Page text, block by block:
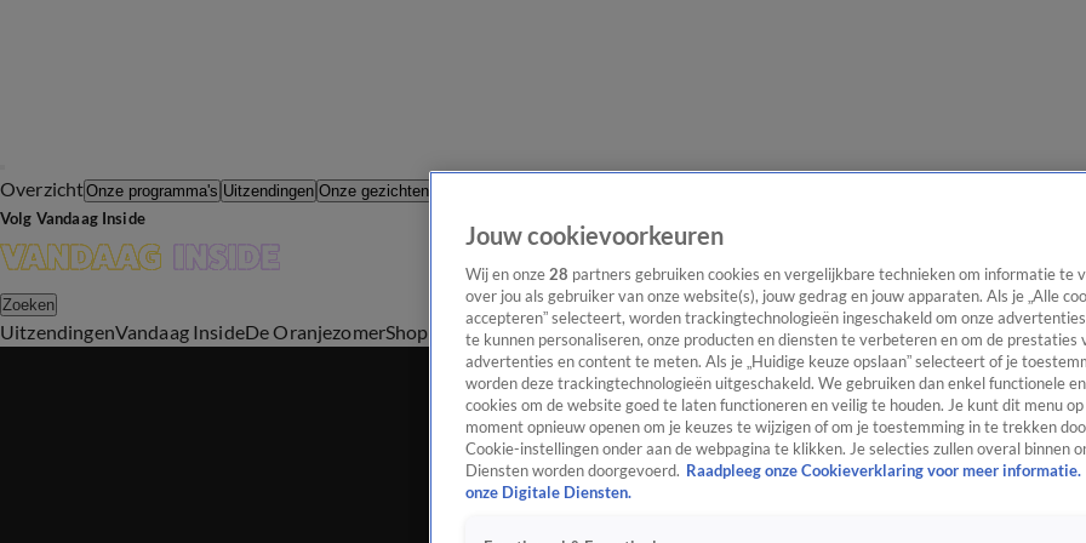
OverzichtOnze programma's Uitzendingen Onze gezichten
Volg Vandaag Inside
Zoeken
UitzendingenVandaag InsideDe OranjezomerShop Uitzending bijwonen
Jouw cookievoorkeuren
Wij en onze 28 partners gebruiken cookies en vergelijkbare technieken om informatie te
over jou als gebruiker van onze website(s), jouw gedrag en jouw apparaten. Als je „Alle
accepteren” selecteert, worden trackingtechnologieën ingeschakeld om onze
te kunnen personaliseren, onze producten en diensten te verbeteren en om de prestaties
advertenties en content te meten. Als je „Huidige keuze opslaan” selecteert of je
worden deze trackingtechnologieën uitgeschakeld. We gebruiken dan enkel functionele
cookies om de website goed te laten functioneren en veilig te houden. Je kunt dit menu
moment opnieuw openen om je keuzes te wijzigen of om je toestemming in te trekken
Cookie-instellingen onder aan de webpagina te klikken. Je selecties zullen overal binnen
Diensten worden doorgevoerd. Raadpleeg onze Cookieverklaring voor meer informatie.
onze Digitale Diensten.